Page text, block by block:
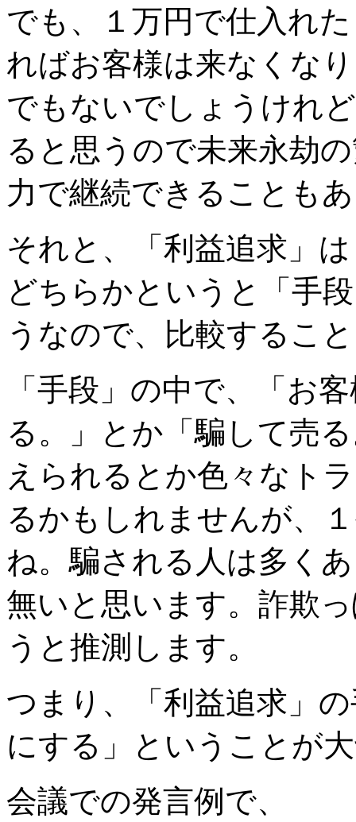
でも、１万円で仕入れ
ればお客様は来なくな
でもないでしょうけれ
ると思うので未来永劫
力で継続できることも
それと、「利益追求」
どちらかというと「手
うなので、比較するこ
「手段」の中で、「お
る。」とか「騙して売
えられるとか色々なト
るかもしれませんが、
ね。騙される人は多く
無いと思います。詐欺
うと推測します。
つまり、「利益追求」
にする」ということが
会議での発言例で、